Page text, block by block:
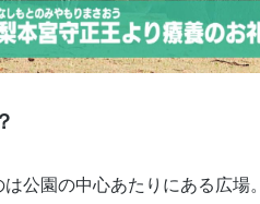
公園の中心あたりにある広場。